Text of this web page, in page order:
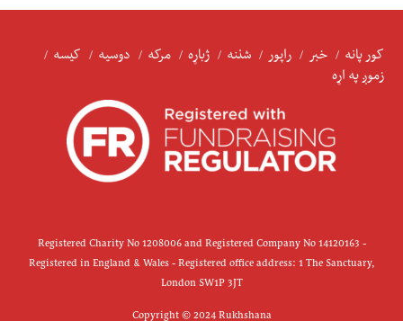
کور پانه خبر راپور شننه ژباړه مرکه دوسیه
کیسه
زموږ په اړه
Registered Charity No 1208006 and Registered Company No 14120163 -
Registered in England & Wales - Registered office address: 1 The Sanctuary,
London SW1P 3JT
Copyright © 2024 Rukhshana